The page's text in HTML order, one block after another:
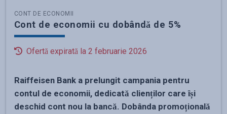
CONT DE ECONOMII
Cont de economii cu dobândă de 5%
Ofertă expirată la 2 februarie 2026
Raiffeisen Bank a prelungit campania pentru
contul de economii, dedicată clienților care își
deschid cont nou la bancă. Dobânda promoțională